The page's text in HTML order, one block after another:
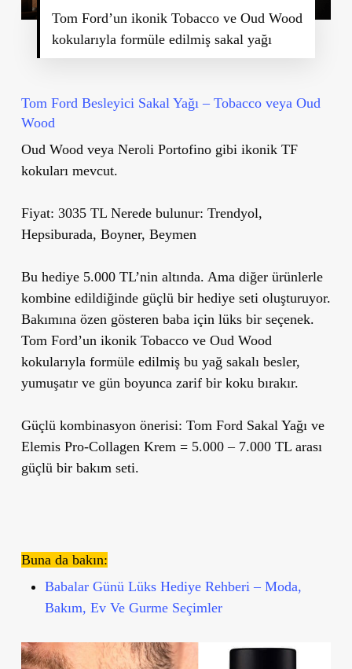
Tom Ford’un ikonik Tobacco ve Oud Wood
kokularıyla formüle edilmiş sakal yağı
Tom Ford Besleyici Sakal Yağı – Tobacco veya Oud
Wood
Oud Wood veya Neroli Portofino gibi ikonik TF
kokuları mevcut.
Fiyat: 3035 TL Nerede bulunur: Trendyol,
Hepsiburada, Boyner, Beymen
Bu hediye 5.000 TL’nin altında. Ama diğer ürünlerle
kombine edildiğinde güçlü bir hediye seti oluşturuyor.
Bakımına özen gösteren baba için lüks bir seçenek.
Tom Ford’un ikonik Tobacco ve Oud Wood
kokularıyla formüle edilmiş bu yağ sakalı besler,
yumuşatır ve gün boyunca zarif bir koku bırakır.
Güçlü kombinasyon önerisi: Tom Ford Sakal Yağı ve
Elemis Pro-Collagen Krem = 5.000 – 7.000 TL arası
güçlü bir bakım seti.
Buna da bakın:
Babalar Günü Lüks Hediye Rehberi – Moda,
Bakım, Ev Ve Gurme Seçimler